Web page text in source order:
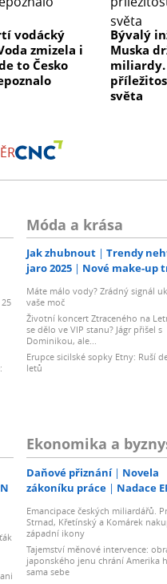
vodácký
zmizela i
to Česko
Bývalý
Muska
světa
Móda a krása
Jak zhubnout
Trendy
jaro 2025
Nové make-up
Máte málo vody? Zrádný signál
vaše moč
Životní koncert Ztraceného na
se dělo ve VIP stanu? Jágr přišel s
Dominikou, ale...
Erupce sicilské sopky Etny: Ruší
letů
Ekonomika a
Daňové přiznání
Novela
zákoníku práce
Nadace
Emancipace českých miliardářů.
Strnad, Křetínský a Komárek
západní ikony
Tajemství měnové intervence:
japonského jenu chrání Amerika
sama sebe